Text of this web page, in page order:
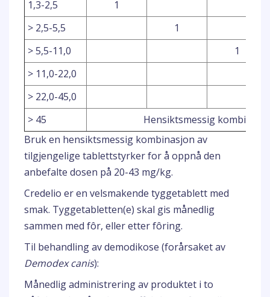
1,3-2,5
1
> 2,5-5,5
1
> 5,5-11,0
1
> 11,0-22,0
> 22,0-45,0
> 45
Hensiktsmessig
Bruk en hensiktsmessig kombinasjon av
tilgjengelige tablettstyrker for å oppnå den
anbefalte dosen på 20-43 mg/kg.
Credelio er en velsmakende tyggetablett med
smak. Tyggetabletten(e) skal gis månedlig
sammen med fôr, eller etter fôring.
Til behandling av demodikose (forårsaket av
Demodex canis):
Månedlig administrering av produktet i to